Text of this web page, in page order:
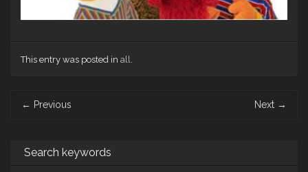
This entry was posted in all.
navigation
← Previous Next →
Search keywords